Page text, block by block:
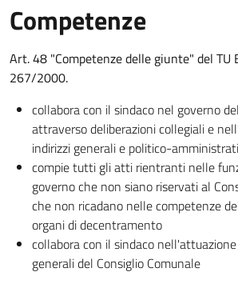
Competenze
Art. 48 "Competenze delle giunte" del TU
267/2000.
collabora con il sindaco nel governo
attraverso deliberazioni collegiali e
indirizzi generali e politico-
compie tutti gli atti rientranti nelle
governo che non siano riservati al
che non ricadano nelle competenze
organi di decentramento
collabora con il sindaco
generali del Consiglio Comunale